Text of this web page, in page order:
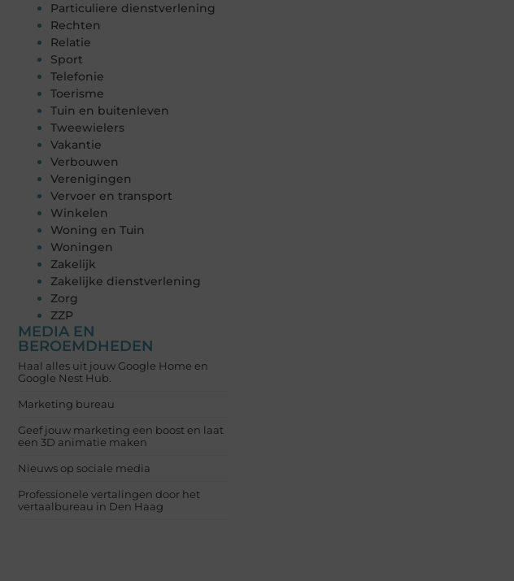
Particuliere dienstverlening
Rechten
Relatie
Sport
Telefonie
Toerisme
Tuin en buitenleven
Tweewielers
Vakantie
Verbouwen
Verenigingen
Vervoer en transport
Winkelen
Woning en Tuin
Woningen
Zakelijk
Zakelijke dienstverlening
Zorg
ZZP
MEDIA EN
BEROEMDHEDEN
Haal alles uit jouw Google Home en
Google Nest Hub.
Marketing bureau
Geef jouw marketing een boost en laat
een 3D animatie maken
Nieuws op sociale media
Professionele vertalingen door het
vertaalbureau in Den Haag